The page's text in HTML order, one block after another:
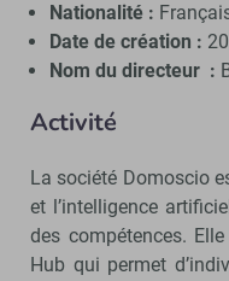
Nationalité :
Date de création :
Nom du directeur :
Activité
La société Domoscio
et l’intelligence
des compétences.
Hub qui permet